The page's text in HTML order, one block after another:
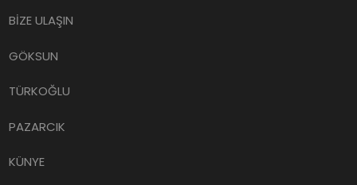
BİZE ULAŞIN
GÖKSUN
TÜRKOĞLU
PAZARCIK
KÜNYE